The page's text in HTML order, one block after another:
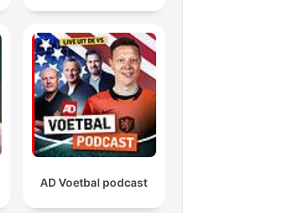
AD Voetbal podcast